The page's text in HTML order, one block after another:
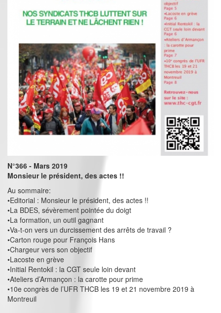
N°366 - Mars 2019
Monsieur le président, des actes !!
Au sommaire:
•Editorial : Monsieur le président, des actes !!
•La BDES, sévèrement pointée du doigt
•La formation, un outil gagnant
•Va-t-on vers un durcissement des arrêts de travail ?
•Carton rouge pour François Hans
•Chargeur vers son objectif
•Lacoste en grève
•Initial Rentokil : la CGT seule loin devant
•Ateliers d’Armançon : la carotte pour prime
•10e congrès de l’UFR THCB les 19 et 21 novembre 2019 à
Montreuil